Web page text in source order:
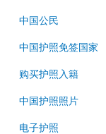
中国公民
中国护照免签国家
购买护照入籍
中国护照照片
电子护照